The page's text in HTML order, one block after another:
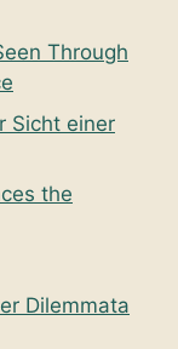
Through
Sicht einer
the
Dilemmata